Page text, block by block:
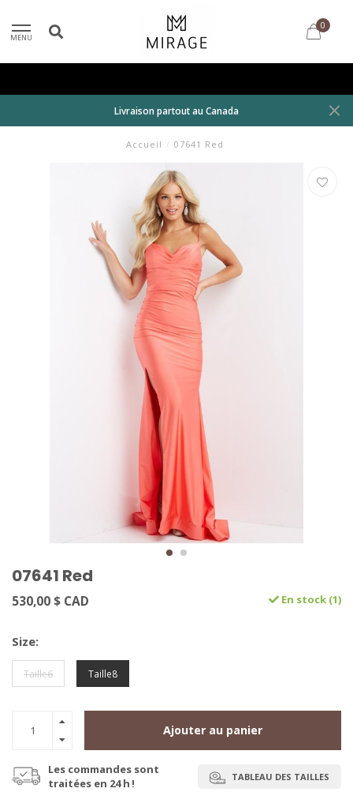
MENU
0
Livraison partout au Canada
Accueil / 07641 Red
07641 Red
530,00 $ CAD En stock (1)
Size:
Taille6 Taille8
Ajouter au panier
Les commandes sont
traitées en 24 h !
TABLEAU DES TAILLES